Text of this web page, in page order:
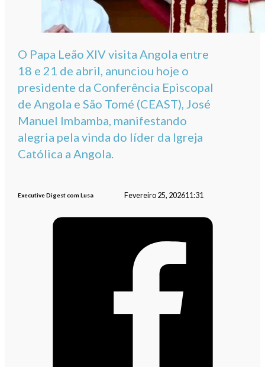
O Papa Leão XIV visita Angola entre
18 e 21 de abril, anunciou hoje o
presidente da Conferência Episcopal
de Angola e São Tomé (CEAST), José
Manuel Imbamba, manifestando
alegria pela vinda do líder da Igreja
Católica a Angola.
Executive Digest com Lusa Fevereiro 25, 202611:31